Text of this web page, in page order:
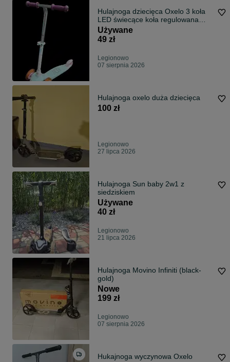
Hulajnoga dziecięca Oxelo 3 koła
LED świecące koła regulowana
kierownica
Używane
49 zł
Legionowo
07 sierpnia 2026
Hulajnoga oxelo duża dziecięca
100 zł
Legionowo
27 lipca 2026
Hulajnoga Sun baby 2w1 z
siedziskiem
Używane
40 zł
Legionowo
21 lipca 2026
Hulajnoga Movino Infiniti (black-
gold)
Nowe
199 zł
Legionowo
07 sierpnia 2026
Hukajnoga wyczynowa Oxelo